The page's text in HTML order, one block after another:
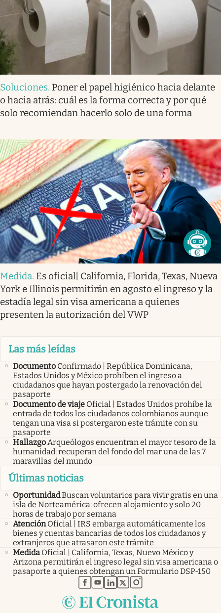
Soluciones. Poner el papel higiénico hacia delante
o hacia atrás: cuál es la forma correcta y por qué
solo recomiendan hacerlo solo de una forma
Medida. Es oficial| California, Florida, Texas, Nueva
York e Illinois permitirán en agosto el ingreso y la
estadía legal sin visa americana a quienes
presenten la autorización del VWP
Las más leídas
Documento Confirmado | República Dominicana,
Estados Unidos y México prohíben el ingreso a
ciudadanos que hayan postergado la renovación del
pasaporte
Documento de viaje Oficial | Estados Unidos prohíbe la
entrada de todos los ciudadanos colombianos aunque
tengan una visa si postergaron este trámite con su
pasaporte
HallazgoArqueólogos encuentran el mayor tesoro de la
humanidad: recuperan del fondo del mar una de las 7
maravillas del mundo
Últimas noticias
OportunidadBuscan voluntarios para vivir gratis en una
isla de Norteamérica: ofrecen alojamiento y solo 20
horas de trabajo por semana
Atención Oficial | IRS embarga automáticamente los
bienes y cuentas bancarias de todos los ciudadanos y
extranjeros que atrasaron este trámite
Medida Oficial | California, Texas, Nuevo México y
Arizona permitirán el ingreso legal sin visa americana o
pasaporte a quienes obtengan un Formulario DSP-150
abre en nueva pestaña
abre en nueva pestaña
abre en nueva pestaña
abre en nueva pestaña
abre en nueva pestaña